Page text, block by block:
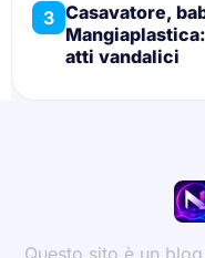
3 Casavatore,
atti vandalici